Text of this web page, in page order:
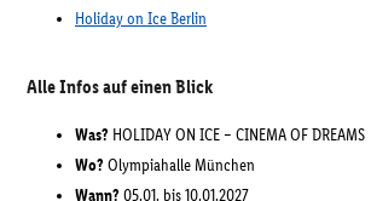
Holiday on Ice Berlin
Alle Infos auf einen Blick
Was? HOLIDAY ON ICE – CINEMA OF DREAMS
Wo? Olympiahalle München
Wann? 05.01. bis 10.01.2027